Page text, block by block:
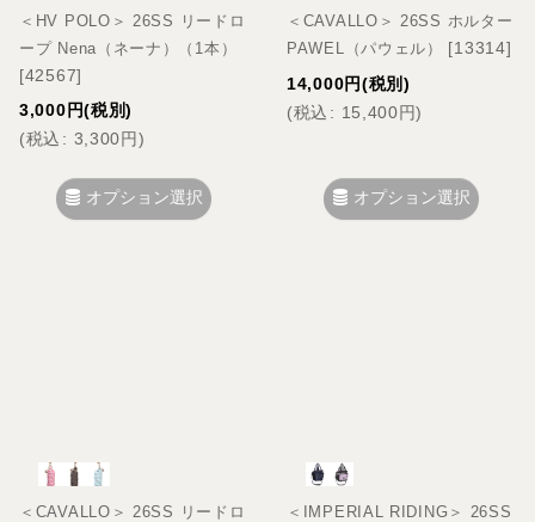
＜HV POLO＞ 26SS リードロ
ープ Nena（ネーナ）（1本）
[42567]
3,000 円(税別)
(税込 : 3,300円)
オプション選択
＜CAVALLO＞ 26SS ホルター
PAWEL（パウェル）
[13314]
14,000円(税別)
(税込 : 15,400円)
オプション選択
＜CAVALLO＞ 26SS リードロ ＜IMPERIAL RIDING＞ 26SS